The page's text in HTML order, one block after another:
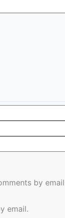
by
email.